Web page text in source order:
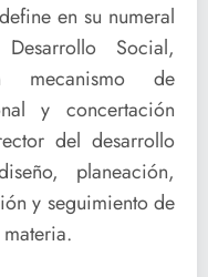
en su numeral
Social,
mecanismo de
y concertación
del desarrollo
planeación,
y seguimiento de